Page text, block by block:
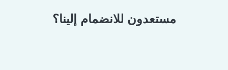
مستعدون للانضمام إلينا؟